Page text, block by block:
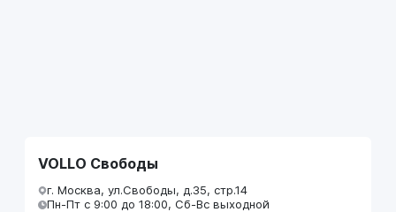
VOLLO Свободы
г. Москва, ул.Свободы, д.35, стр.14
Пн-Пт с 9:00 до 18:00, Сб-Вс выходной